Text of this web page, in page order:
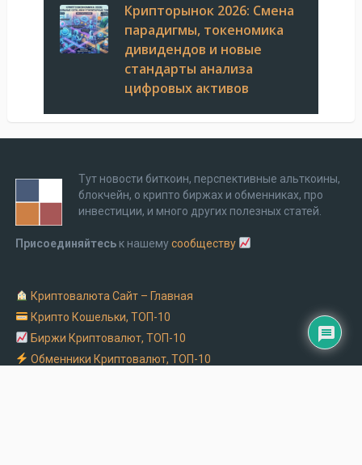
Крипторынок 2026: Смена
парадигмы, токеномика
дивидендов и новые
стандарты анализа
цифровых активов
Тут новости биткоин, перспективные альткоины,
блокчейн, о крипто биржах и обменниках, про
инвестиции, и много других полезных статей.
Присоединяйтесь к нашемусообществу
Криптовалюта Cайт – Главная
Крипто Кошельки, ТОП-10
Биржи Криптовалют, ТОП-10
Обменники Криптовалют, ТОП-10